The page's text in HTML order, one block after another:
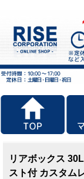
リアボックス
スト付 カスタム